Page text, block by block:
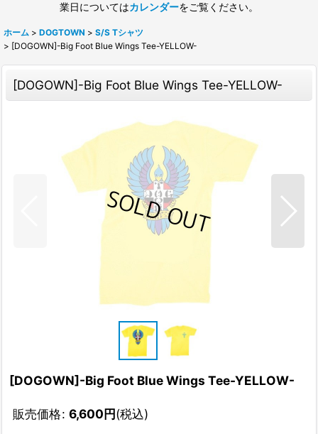
業日についてはカレンダーをご覧ください。
ホーム > DOGTOWN > S/S Tシャツ
> [DOGOWN]-Big Foot Blue Wings Tee-YELLOW-
[DOGOWN]-Big Foot Blue Wings Tee-YELLOW-
[DOGOWN]-Big Foot Blue Wings Tee-YELLOW-
販売価格: 6,600円(税込)